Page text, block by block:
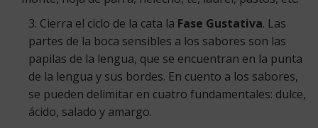
3. Cierra el ciclo de la cata la Fase Gustativa. Las
partes de la boca sensibles a los sabores son las
papilas de la lengua, que se encuentran en la punta
de la lengua y sus bordes. En cuento a los sabores,
se pueden delimitar en cuatro fundamentales: dulce,
ácido, salado y amargo.